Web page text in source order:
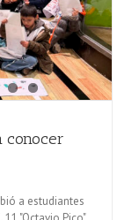
conocer
a estudiantes